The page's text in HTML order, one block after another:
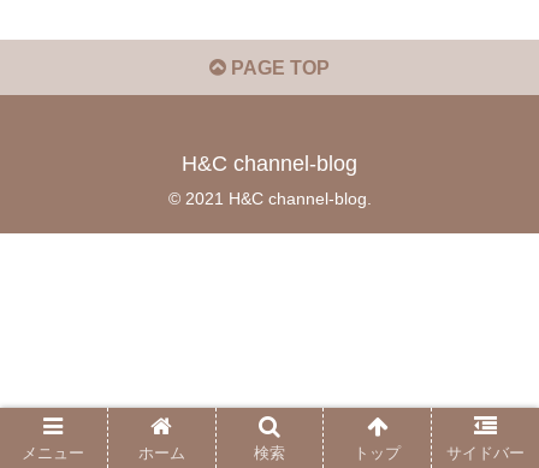
PAGE TOP
H&C channel-blog
© 2021 H&C channel-blog.
メニュー ホーム 検索 トップ サイドバー